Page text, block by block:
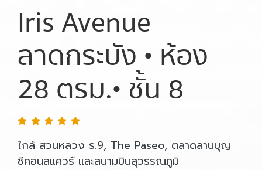
Iris Avenue
ลาดกระบัง • ห้อง
28 ตรม.• ชั้น 8
ใกล้ สวนหลวง ร.9, The Paseo, ตลาดลานบุญ
ซีคอนสแควร์ และสนามบินสุวรรณภูมิ